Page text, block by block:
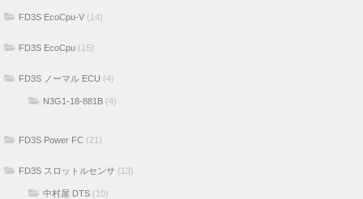
FD3S EcoCpu-V (14)
FD3S EcoCpu (15)
FD3S ノーマル ECU (4)
N3G1-18-881B (4)
FD3S Power FC (21)
FD3S スロットルセンサ (13)
中村屋 DTS (10)